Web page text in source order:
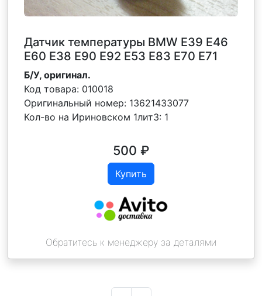
Датчик температуры BMW E39 E46
E60 E38 E90 E92 E53 E83 E70 E71
Б/У, оригинал.
Код товара: 010018
Оригинальный номер: 13621433077
Кол-во на Ириновском 1лит3: 1
500 ₽
Купить
Обратитесь к менеджеру за деталями